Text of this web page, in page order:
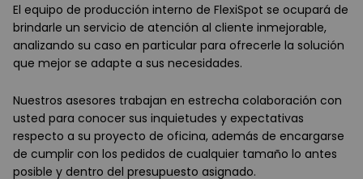
El equipo de producción interno de FlexiSpot se ocupará de
brindarle un servicio de atención al cliente inmejorable,
analizando su caso en particular para ofrecerle la solución
que mejor se adapte a sus necesidades.
Nuestros asesores trabajan en estrecha colaboración con
usted para conocer sus inquietudes y expectativas
respecto a su proyecto de oficina, además de encargarse
de cumplir con los pedidos de cualquier tamaño lo antes
posible y dentro del presupuesto asignado.